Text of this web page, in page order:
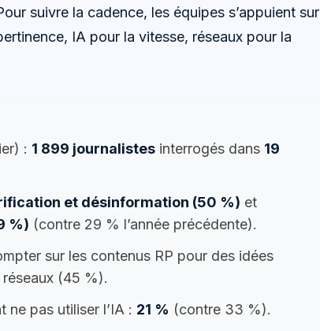
suivre la cadence, les équipes s’appuient sur
IA pour la vitesse, réseaux pour la
: 1 899 journalistes interrogés dans 19
et désinformation (50 %) et
%) (contre 29 % l’année précédente).
sur les contenus RP pour des idées
(45 %).
ne pas utiliser l’IA : 21 % (contre 33 %).